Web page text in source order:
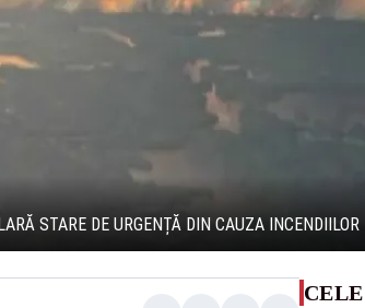
STARE DE URGENȚĂ DIN CAUZA INCENDIILOR